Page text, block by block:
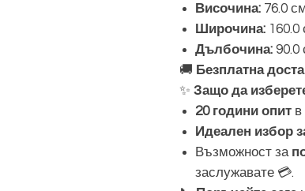
Височина: 76.0
Широчина: 160.0
Дълбочина: 90.0
🚚 Безплатна
✨ Защо да
20 години опит в
Идеален избор
Възможност за
заслужавате 💳.